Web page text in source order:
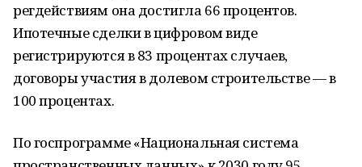
регдействиям она достигла 66 процентов.
Ипотечные сделки в цифровом виде
регистрируются в 83 процентах случаев,
договоры участия в долевом строительстве — в
100 процентах.
По госпрограмме «Национальная система